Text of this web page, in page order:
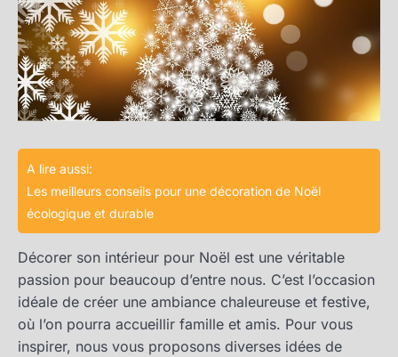
A lire aussi:
Les meilleurs conseils pour une décoration de Noël
écologique et durable
Décorer son intérieur pour Noël est une véritable
passion pour beaucoup d’entre nous. C’est l’occasion
idéale de créer une ambiance chaleureuse et festive,
où l’on pourra accueillir famille et amis. Pour vous
inspirer, nous vous proposons diverses idées de